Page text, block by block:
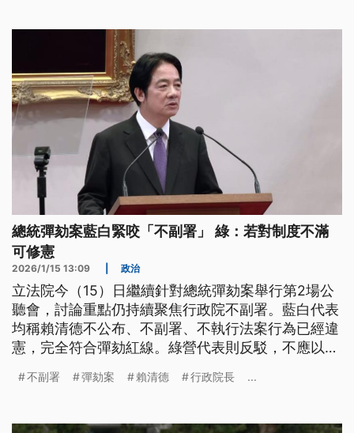
文）
總統彈劾案藍白緊咬「不副署」 綠：若對制度不滿
可修憲
2026/1/15 13:09 政治
立法院今（15）日繼續針對總統彈劾案舉行第2場公
聽會，討論重點仍持續聚焦行政院不副署。藍白代表
均稱賴清德不公布、不副署、不執行法案行為已經違
憲，完全符合彈劾紅線。綠營代表則反駁，不應以行
可討論是否修憲。
不副署 彈劾案 賴清德 行政院長 ...